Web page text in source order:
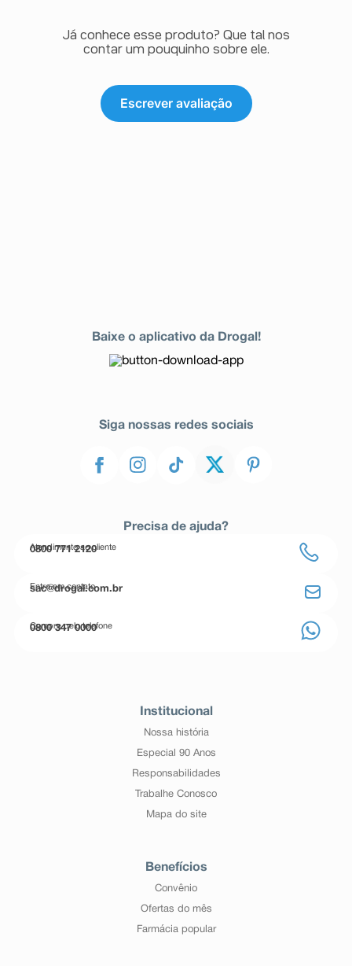
Já conhece esse produto? Que tal nos
contar um pouquinho sobre ele.
Escrever avaliação
Baixe o aplicativo da Drogal!
Siga nossas redes sociais
Precisa de ajuda?
Atendimento ao cliente
0800 771 2120
Entre em contato
sac@drogal.com.br
Compre pelo telefone
0800 347 0000
Institucional
Nossa história
Especial 90 Anos
Responsabilidades
Trabalhe Conosco
Mapa do site
Benefícios
Convênio
Ofertas do mês
Farmácia popular